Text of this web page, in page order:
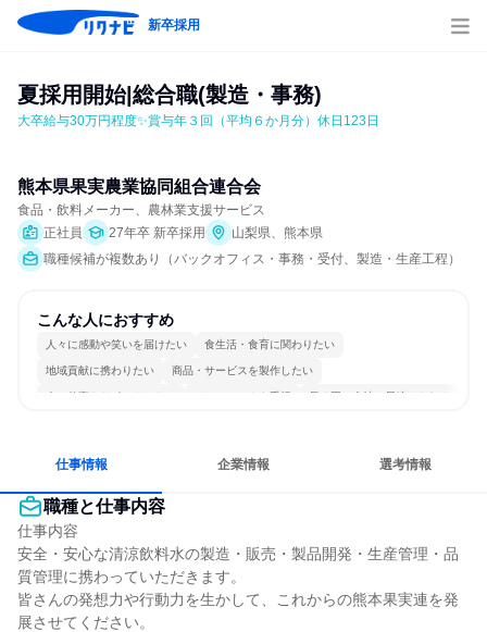
新卒採用
夏採用開始|総合職(製造・事務)
大卒給与30万円程度✨賞与年３回（平均６か月分）休日123日
熊本県果実農業協同組合連合会
食品・飲料メーカー、農林業支援サービス
正社員
27年卒 新卒採用
山梨県、熊本県
職種候補が複数あり（バックオフィス・事務・受付、製造・生産工程）
こんな人におすすめ
人々に感動や笑いを届けたい 食生活・食育に関わりたい
地域貢献に携わりたい 商品・サービスを製作したい
人の仕事をサポートしたい チームワークを重視 長く同じ会社に居続けられる
仕事情報 企業情報 選考情報
職種と仕事内容
仕事内容
安全・安心な清涼飲料水の製造・販売・製品開発・生産管理・品
質管理に携わっていただきます。
皆さんの発想力や行動力を生かして、これからの熊本果実連を発
展させてください。